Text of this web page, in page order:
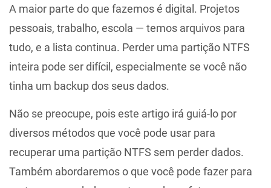
A maior parte do que fazemos é digital. Projetos
pessoais, trabalho, escola — temos arquivos para
tudo, e a lista continua. Perder uma partição NTFS
inteira pode ser difícil, especialmente se você não
tinha um backup dos seus dados.
Não se preocupe, pois este artigo irá guiá-lo por
diversos métodos que você pode usar para
recuperar uma partição NTFS sem perder dados.
Também abordaremos o que você pode fazer para